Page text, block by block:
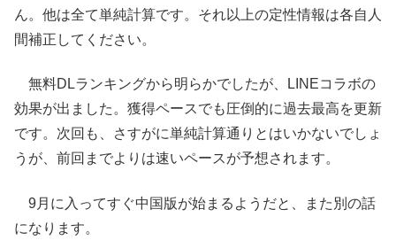
ん。他は全て単純計算です。それ以上の定性情報は各自人
間補正してください。
無料DLランキングから明らかでしたが、LINEコラボの
効果が出ました。獲得ペースでも圧倒的に過去最高を更新
です。次回も、さすがに単純計算通りとはいかないでしょ
うが、前回までよりは速いペースが予想されます。
9月に入ってすぐ中国版が始まるようだと、また別の話
になります。